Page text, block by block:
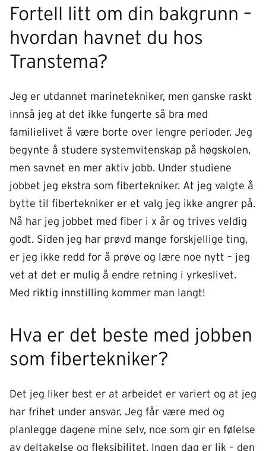
Fortell litt om din bakgrunn –
hvordan havnet du hos
Transtema?
Jeg er utdannet marinetekniker, men ganske raskt
innså jeg at det ikke fungerte så bra med
familielivet å være borte over lengre perioder. Jeg
begynte å studere systemvitenskap på høgskolen,
men savnet en mer aktiv jobb. Under studiene
jobbet jeg ekstra som fibertekniker. At jeg valgte å
bytte til fibertekniker er et valg jeg ikke angrer på.
Nå har jeg jobbet med fiber i x år og trives veldig
godt. Siden jeg har prøvd mange forskjellige ting,
er jeg ikke redd for å prøve og lære noe nytt – jeg
vet at det er mulig å endre retning i yrkeslivet.
Med riktig innstilling kommer man langt!
Hva er det beste med jobben
som fibertekniker?
Det jeg liker best er at arbeidet er variert og at jeg
har frihet under ansvar. Jeg får være med og
planlegge dagene mine selv, noe som gir en følelse
av deltakelse og fleksibilitet. Ingen dag er lik – den